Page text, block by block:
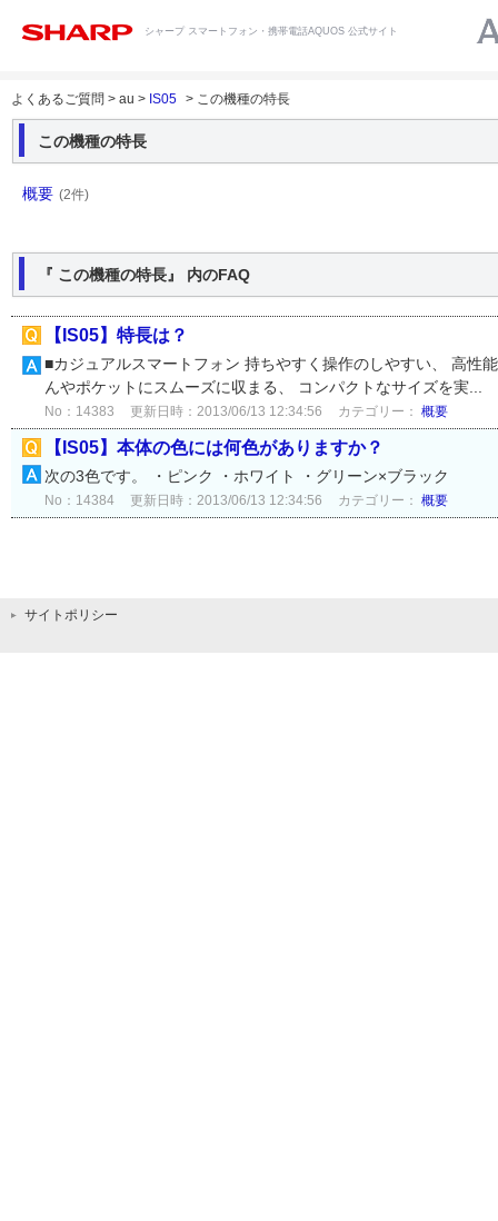
シャープ スマートフォン・携帯電話AQUOS 公式サイト
よくあるご質問 > au > IS05 > この機種の特長
この機種の特長
概要 (2件)
『 この機種の特長』 内のFAQ
【IS05】特長は？
■カジュアルスマートフォン 持ちやすく操作のしやすい、 高性
んやポケットにスムーズに収まる、 コンパクトなサイズを実...
No：14383 更新日時：2013/06/13 12:34:56 カテゴリー： 概要
【IS05】本体の色には何色がありますか？
次の3色です。 ・ピンク ・ホワイト ・グリーン×ブラック
No：14384 更新日時：2013/06/13 12:34:56 カテゴリー： 概要
サイトポリシー